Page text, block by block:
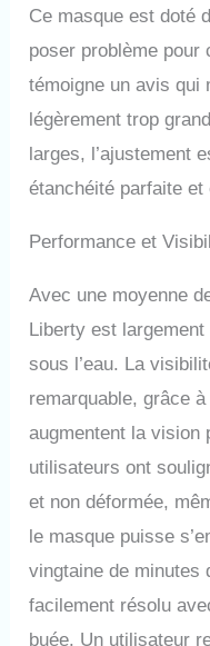
Ce masque est doté
poser problème
témoigne un avis qui
légèrement trop
larges, l’ajustement
étanchéité parfaite et
Performance et
Avec une moyenne
Liberty est
sous l’eau. La
remarquable, grâce
augmentent la vision
utilisateurs ont
et non déformée,
le masque puisse
vingtaine de minutes
facilement résolu
buée. Un utilisateur